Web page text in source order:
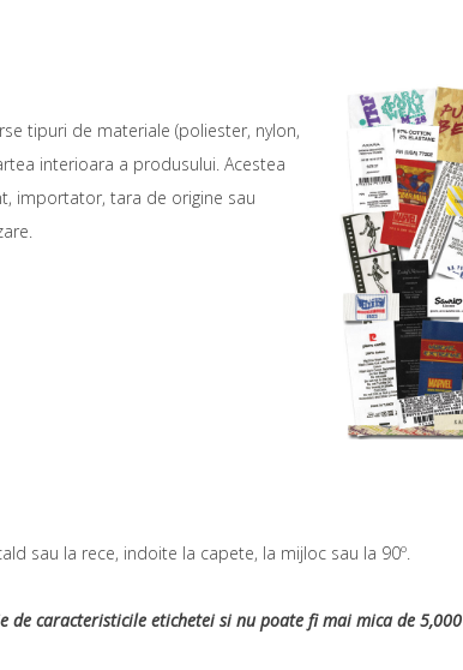
tipuri de materiale (poliester, nylon,
interioara a produsului. Acestea
importator, tara de origine sau
sau la rece, indoite la capete, la mijloc sau la 90º.
de caracteristicile etichetei si nu poate fi mai mica de 5,000